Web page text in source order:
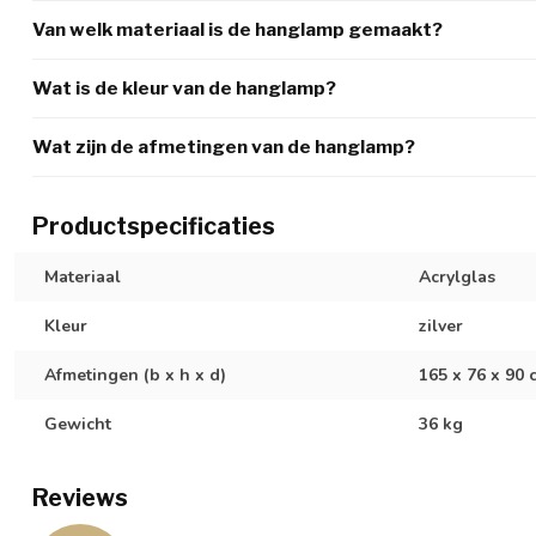
Van welk materiaal is de hanglamp gemaakt?
Wat is de kleur van de hanglamp?
Wat zijn de afmetingen van de hanglamp?
Productspecificaties
Materiaal Acrylglas
Kleur zilver
Afmetingen (b x h x d) 165 x 76 x 90
Gewicht 36 kg
Reviews